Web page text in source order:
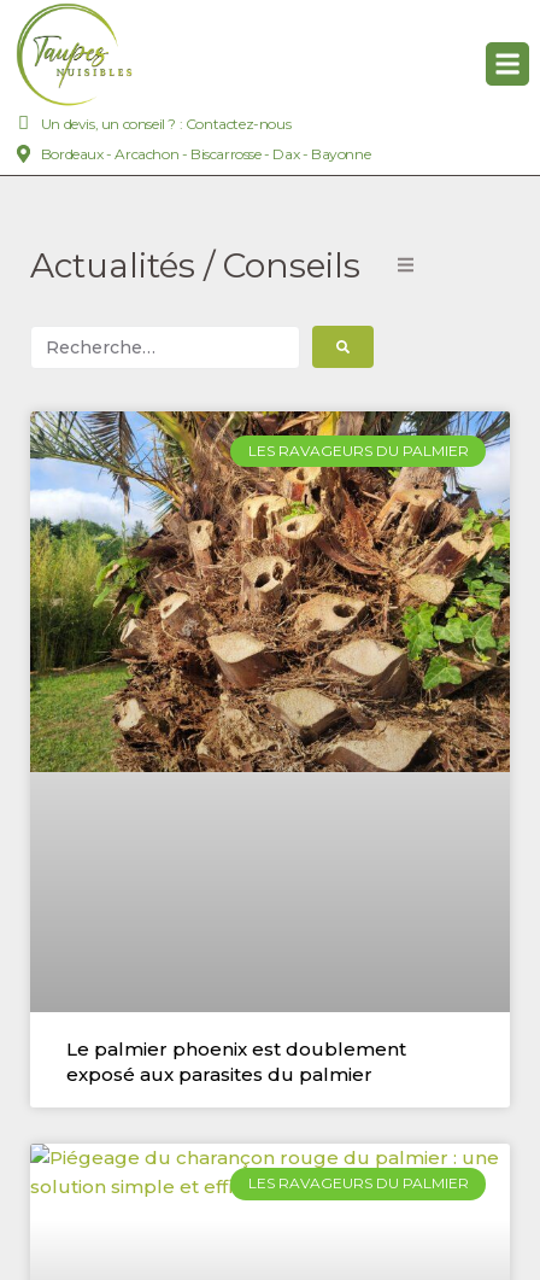
Un devis, un conseil ? : Contactez-nous
Bordeaux - Arcachon - Biscarrosse - Dax - Bayonne
Actualités / Conseils
LES RAVAGEURS DU PALMIER
Le palmier phoenix est doublement
exposé aux parasites du palmier
LES RAVAGEURS DU PALMIER